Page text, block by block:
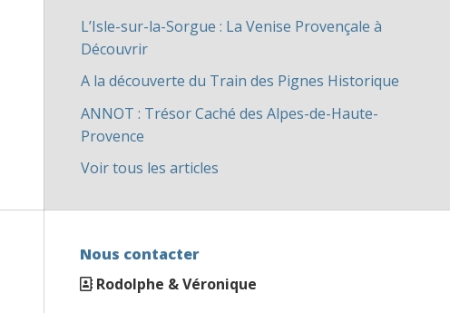
L’Isle-sur-la-Sorgue : La Venise Provençale à
Découvrir
A la découverte du Train des Pignes Historique
ANNOT : Trésor Caché des Alpes-de-Haute-
Provence
Voir tous les articles
Nous contacter
Rodolphe & Véronique